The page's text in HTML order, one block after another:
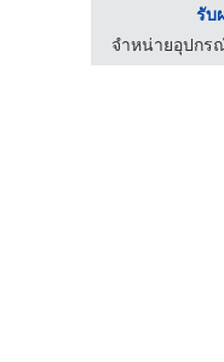
รับ
จำหน่ายอุปกร